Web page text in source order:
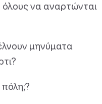
να αναρτώνται
μηνύματα